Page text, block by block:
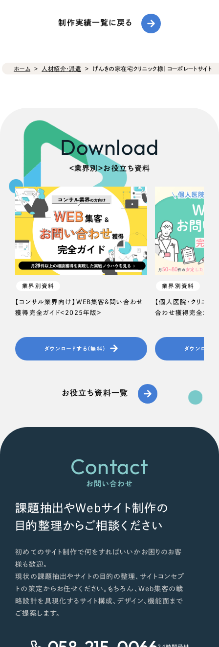
制作実績一覧に戻る
ホーム 人材紹介・派遣 げんきの家在宅クリニック様｜コーポレートサイト
Download
＜業界別＞お役立ち資料
業界別資料
【コンサル業界向け】WEB集客＆問い合わせ
獲得完全ガイド＜2025年版＞
ダウンロードする（無料）
業界別資料
【個人医院・クリニッ
合わせ獲得完全ガイ
ダウンロード
お役立ち資料一覧
Contact
お問い合わせ
課題抽出やWebサイト制作の
目的整理からご相談ください
初めてのサイト制作で何をすればいいかお困りのお客
様も歓迎。
現状の課題抽出やサイトの目的の整理、サイトコンセプ
トの策定からお任せください。もちろん、Web集客の戦
略設計を具現化するサイト構成、デザイン、機能面まで
ご提案します。